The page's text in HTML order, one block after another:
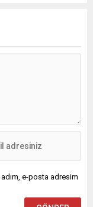
e-posta adresim